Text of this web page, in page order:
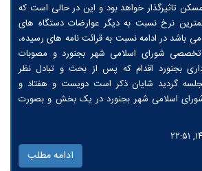
تاثیرگذار خواهد بود و این در حالی است که
نرخ نسبت به دیگر عوارضات دستگاه های
در ادامه نسبت به قرائت نامه های رسیده،
شورای اسلامی شهر بجنورد و مصوبات
بجنورد اقدام که پس از بحث و تبادل نظر
گردید شایان ذکر است دویست و هفتاد و
اسلامی شهر بجنورد در یک بخش و بصورت
ادامه مطلب